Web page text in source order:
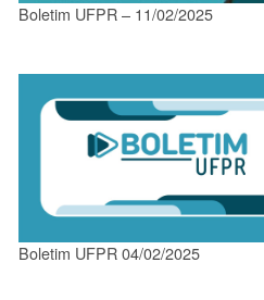
Boletim UFPR – 11/02/2025
Boletim UFPR 04/02/2025